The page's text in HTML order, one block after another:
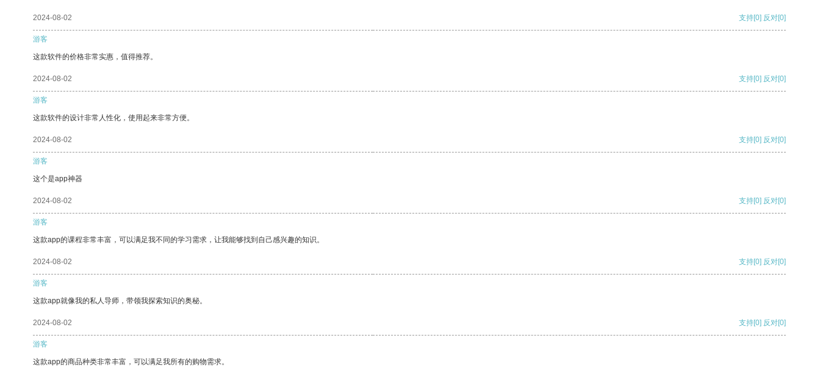
2024-08-02 支持[0] 反对[0]
游客
这款软件的价格非常实惠，值得推荐。
2024-08-02 支持[0] 反对[0]
游客
这款软件的设计非常人性化，使用起来非常方便。
2024-08-02 支持[0] 反对[0]
游客
这个是app神器
2024-08-02 支持[0] 反对[0]
游客
这款app的课程非常丰富，可以满足我不同的学习需求，让我能够找到自己感兴趣的知识。
2024-08-02 支持[0] 反对[0]
游客
这款app就像我的私人导师，带领我探索知识的奥秘。
2024-08-02 支持[0] 反对[0]
游客
这款app的商品种类非常丰富，可以满足我所有的购物需求。